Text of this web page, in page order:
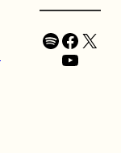
Spotify
X